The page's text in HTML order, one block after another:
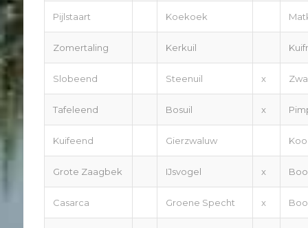
Pijlstaart Koekoek
Zomertaling Kerkuil
Slobeend Steenuil x
Tafeleend Bosuil x
Kuifeend Gierzwaluw
Grote Zaagbek IJsvogel x
Casarca Groene Specht x